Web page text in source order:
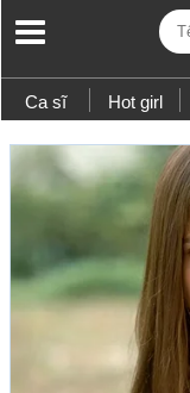
Ca sĩ Hot girl